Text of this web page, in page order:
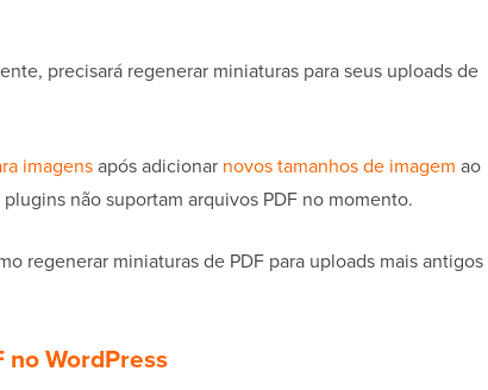
precisará regenerar miniaturas para seus uploads de
imagensapós adicionar novos tamanhos de imagem ao
não suportam arquivos PDF no momento.
regenerar miniaturas de PDF para uploads mais antigos
no WordPress